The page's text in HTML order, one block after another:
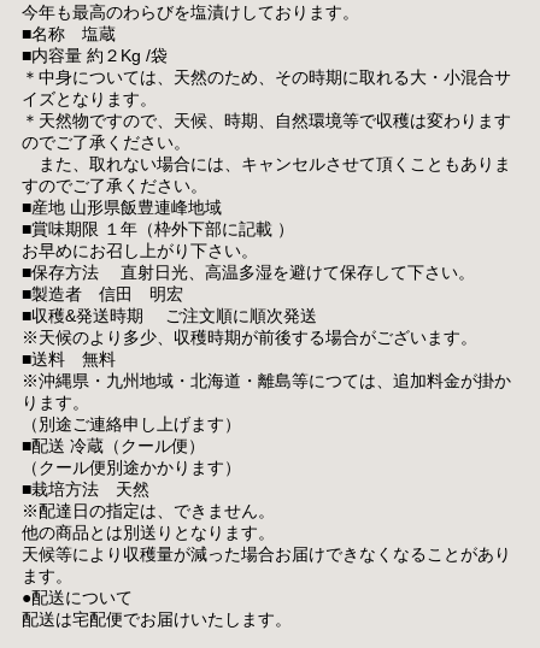
今年も最高のわらびを塩漬けしております。
■名称 塩蔵
■内容量 約２Kg /袋
＊中身については、天然のため、その時期に取れる大・小混合サ
イズとなります。
＊天然物ですので、天候、時期、自然環境等で収穫は変わります
のでご了承ください。
また、取れない場合には、キャンセルさせて頂くこともありま
すのでご了承ください。
■産地 山形県飯豊連峰地域
■賞味期限 １年（枠外下部に記載 ）
お早めにお召し上がり下さい。
■保存方法 直射日光、高温多湿を避けて保存して下さい。
■製造者 信田 明宏
■収穫&発送時期 ご注文順に順次発送
※天候のより多少、収穫時期が前後する場合がございます。
■送料 無料
※沖縄県・九州地域・北海道・離島等につては、追加料金が掛か
ります。
（別途ご連絡申し上げます）
■配送 冷蔵（クール便）
（クール便別途かかります）
■栽培方法 天然
※配達日の指定は、できません。
他の商品とは別送りとなります。
天候等により収穫量が減った場合お届けできなくなることがあり
ます。
●配送について
配送は宅配便でお届けいたします。